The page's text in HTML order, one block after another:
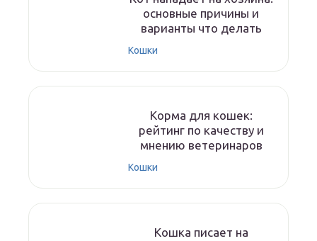
основные причины и
варианты что делать
Кошки
Корма для кошек:
рейтинг по качеству и
мнению ветеринаров
Кошки
Кошка писает на